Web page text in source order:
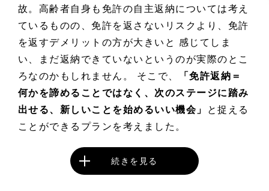
故。高齢者自身も免許の自主返納については考え
ているものの、免許を返さないリスクより、免許
を返すデメリットの方が大きいと 感じてしま
い、まだ返納できていないというのが実際のとこ
ろなのかもしれません。 そこで、
「免許返納＝
何かを諦めることではなく、次のステージに踏み
出せる、新しいことを始めるいい機会」
と捉える
ことができるプランを考えました。
続きを見る